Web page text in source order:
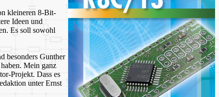
kleineren 8-Bit-
Ideen und
Es soll sowohl
besonders Gunther
Mein ganz
Projekt. Dass es
unter Ernst